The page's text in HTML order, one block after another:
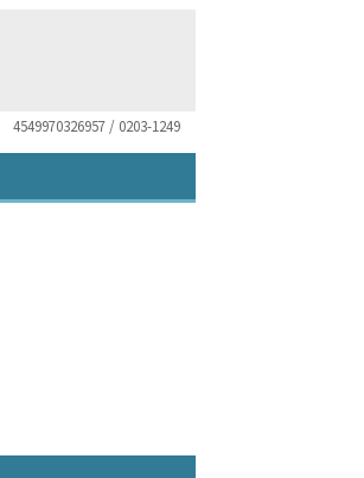
4549970326957 / 0203-1249